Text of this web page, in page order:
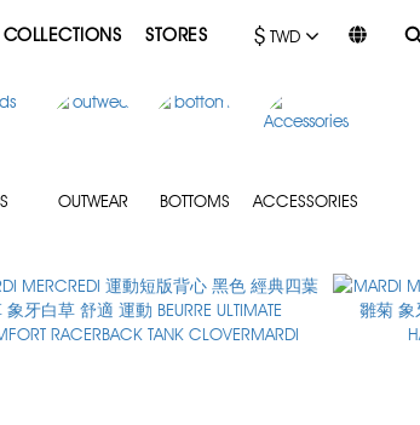
$ TWD
COLLECTIONS STORES
OUTWEAR BOTTOMS ACCESSORIES